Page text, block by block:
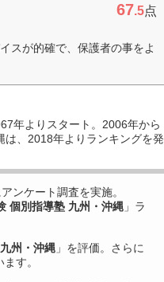
67.5点
スが的確で、保護者の事をよ
年よりスタート。2006年から
は、2018年よりランキングを発
アンケート調査を実施。
個別指導塾 九州・沖縄 」ラ
州・沖縄 」を評価。さらに
す。